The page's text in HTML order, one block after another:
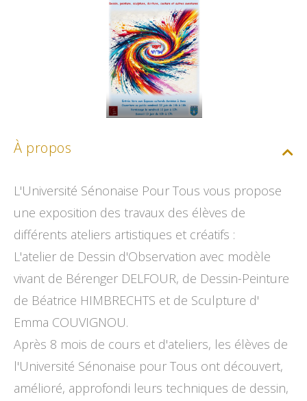
À propos
L'Université Sénonaise Pour Tous vous propose
une exposition des travaux des élèves de
différents ateliers artistiques et créatifs :
L'atelier de Dessin d'Observation avec modèle
vivant de Bérenger DELFOUR, de Dessin-Peinture
de Béatrice HIMBRECHTS et de Sculpture d'
Emma COUVIGNOU.
Après 8 mois de cours et d'ateliers, les élèves de
l'Université Sénonaise pour Tous ont découvert,
amélioré, approfondi leurs techniques de dessin,